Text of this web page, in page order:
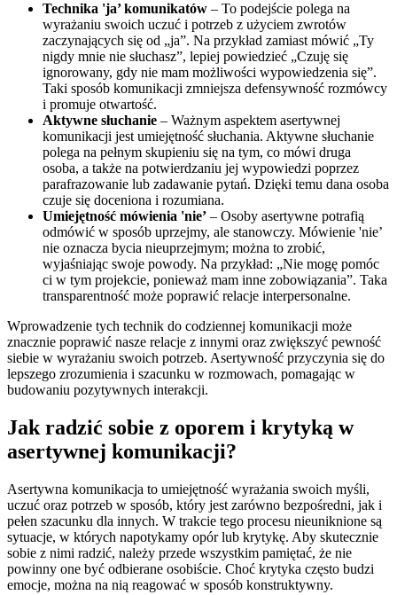
Technika 'ja’ komunikatów – To podejście polega na
wyrażaniu swoich uczuć i potrzeb z użyciem zwrotów
zaczynających się od „ja”. Na przykład zamiast mówić „Ty
nigdy mnie nie słuchasz”, lepiej powiedzieć „Czuję się
ignorowany, gdy nie mam możliwości wypowiedzenia się”.
Taki sposób komunikacji zmniejsza defensywność rozmówcy
i promuje otwartość.
Aktywne słuchanie – Ważnym aspektem asertywnej
komunikacji jest umiejętność słuchania. Aktywne słuchanie
polega na pełnym skupieniu się na tym, co mówi druga
osoba, a także na potwierdzaniu jej wypowiedzi poprzez
parafrazowanie lub zadawanie pytań. Dzięki temu dana osoba
czuje się doceniona i rozumiana.
Umiejętność mówienia 'nie’ – Osoby asertywne potrafią
odmówić w sposób uprzejmy, ale stanowczy. Mówienie 'nie’
nie oznacza bycia nieuprzejmym; można to zrobić,
wyjaśniając swoje powody. Na przykład: „Nie mogę pomóc
ci w tym projekcie, ponieważ mam inne zobowiązania”. Taka
transparentność może poprawić relacje interpersonalne.
Wprowadzenie tych technik do codziennej komunikacji może
znacznie poprawić nasze relacje z innymi oraz zwiększyć pewność
siebie w wyrażaniu swoich potrzeb. Asertywność przyczynia się do
lepszego zrozumienia i szacunku w rozmowach, pomagając w
budowaniu pozytywnych interakcji.
Jak radzić sobie z oporem i krytyką w
asertywnej komunikacji?
Asertywna komunikacja to umiejętność wyrażania swoich myśli,
uczuć oraz potrzeb w sposób, który jest zarówno bezpośredni, jak i
pełen szacunku dla innych. W trakcie tego procesu nieuniknione są
sytuacje, w których napotykamy opór lub krytykę. Aby skutecznie
sobie z nimi radzić, należy przede wszystkim pamiętać, że nie
powinny one być odbierane osobiście. Choć krytyka często budzi
emocje, można na nią reagować w sposób konstruktywny.